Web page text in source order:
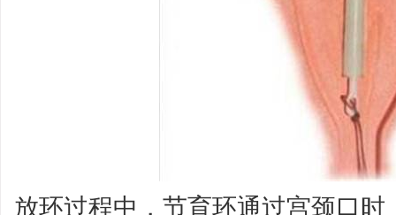
放环过程中，节育环通过宫颈口